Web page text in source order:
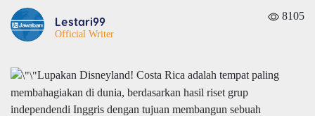
Lestari99
Official Writer
8105
Lupakan Disneyland! Costa Rica adalah tempat paling
membahagiakan di dunia, berdasarkan hasil riset grup
independendi Inggris dengan tujuan membangun sebuah